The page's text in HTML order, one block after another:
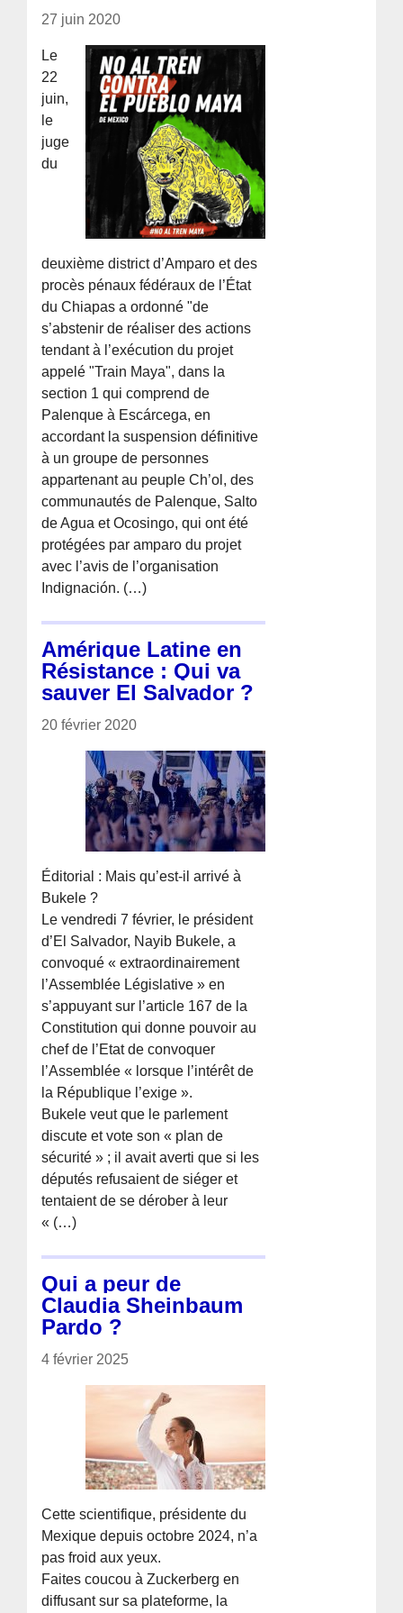
27 juin 2020
Le
22
juin,
le
juge
du
deuxième district d’Amparo et des
procès pénaux fédéraux de l’État
du Chiapas a ordonné "de
s’abstenir de réaliser des actions
tendant à l’exécution du projet
appelé "Train Maya", dans la
section 1 qui comprend de
Palenque à Escárcega, en
accordant la suspension définitive
à un groupe de personnes
appartenant au peuple Ch’ol, des
communautés de Palenque, Salto
de Agua et Ocosingo, qui ont été
protégées par amparo du projet
avec l’avis de l’organisation
Indignación. (…)
Amérique Latine en
Résistance : Qui va
sauver El Salvador ?
20 février 2020
Éditorial : Mais qu’est-il arrivé à
Bukele ?
Le vendredi 7 février, le président
d’El Salvador, Nayib Bukele, a
convoqué « extraordinairement
l’Assemblée Législative » en
s’appuyant sur l’article 167 de la
Constitution qui donne pouvoir au
chef de l’Etat de convoquer
l’Assemblée « lorsque l’intérêt de
la République l’exige ».
Bukele veut que le parlement
discute et vote son « plan de
sécurité » ; il avait averti que si les
députés refusaient de siéger et
tentaient de se dérober à leur
« (…)
Qui a peur de
Claudia Sheinbaum
Pardo ?
4 février 2025
Cette scientifique, présidente du
Mexique depuis octobre 2024, n’a
pas froid aux yeux.
Faites coucou à Zuckerberg en
diffusant sur sa plateforme, la